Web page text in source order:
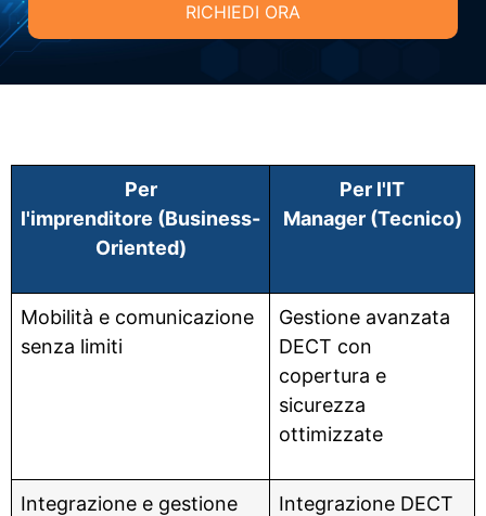
RICHIEDI ORA
Per
l'imprenditore (Business-
Oriented)
Per l'IT
Manager (Tecnico)
Mobilità e comunicazione
senza limiti
Gestione avanzata
DECT con
copertura e
sicurezza
ottimizzate
Integrazione e gestione
Integrazione DECT